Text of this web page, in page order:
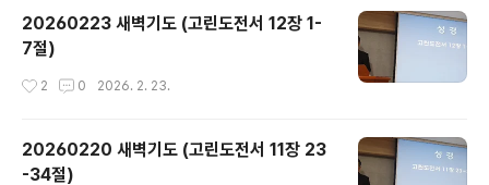
20260223 새벽기도 (고린도전서 12장 1-
7절)
2 0 2026. 2. 23.
20260220 새벽기도 (고린도전서 11장 23
-34절)